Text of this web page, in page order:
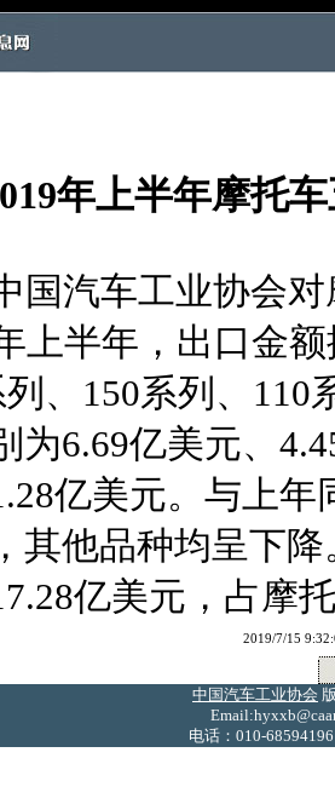
年上半年摩托
国汽车工业协会对
上半年，出口金
列、150系列、110
为6.69亿美元、
亿美元。与上
其他品种均呈下
亿美元，占摩
2019/7/15
中国汽车工业协会
电话：010-